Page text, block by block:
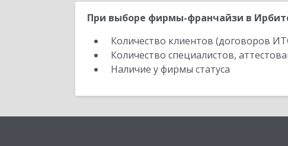
При выборе фирмы-франчайзи в
Количество клиентов (договоров
Количество специалистов,
Наличие у фирмы статуса